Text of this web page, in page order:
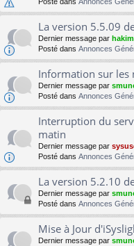
La version 5.5.09
Dernier message par
Posté dans Annonces
Information sur les
Dernier message par
Posté dans Annonces
Interruption du
matin
Dernier message par
Posté dans Annonces
La version 5.2.10
Dernier message par
Posté dans Annonces
Mise à Jour
Dernier message par